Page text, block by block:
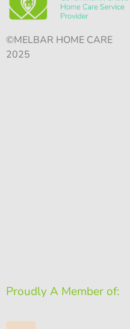
©MELBAR HOME CARE
2025
Proudly A Member of: